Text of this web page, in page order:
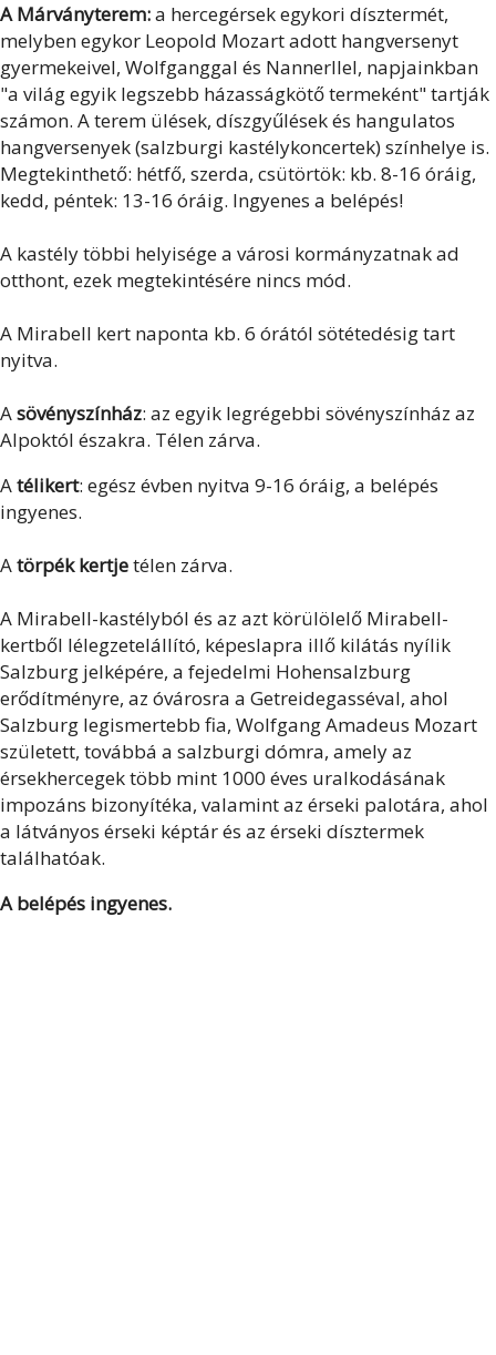
A Márványterem:a hercegérsek egykori dísztermét,
melyben egykor Leopold Mozart adott hangversenyt
gyermekeivel, Wolfganggal és Nannerllel, napjainkban
"a világ egyik legszebb házasságkötő termeként" tartják
számon. A terem ülések, díszgyűlések és hangulatos
hangversenyek (salzburgi kastélykoncertek) színhelye is.
Megtekinthető: hétfő, szerda, csütörtök: kb. 8-16 óráig,
kedd, péntek: 13-16 óráig. Ingyenes a belépés!
A kastély többi helyisége a városi kormányzatnak ad
otthont, ezek megtekintésére nincs mód.
A Mirabell kert naponta kb. 6 órától sötétedésig tart
nyitva.
Asövényszínház: az egyik legrégebbi sövényszínház az
Alpoktól északra. Télen zárva.
Atélikert: egész évben nyitva 9-16 óráig, a belépés
ingyenes.
Atörpék kertjetélen zárva.
A Mirabell-kastélyból és az azt körülölelő Mirabell-
kertből lélegzetelállító, képeslapra illő kilátás nyílik
Salzburg jelképére, a fejedelmi Hohensalzburg
erődítményre, az óvárosra a Getreidegasséval, ahol
Salzburg legismertebb fia, Wolfgang Amadeus Mozart
született, továbbá a salzburgi dómra, amely az
érsekhercegek több mint 1000 éves uralkodásának
impozáns bizonyítéka, valamint az érseki palotára, ahol
a látványos érseki képtár és az érseki dísztermek
találhatóak.
A belépés ingyenes.